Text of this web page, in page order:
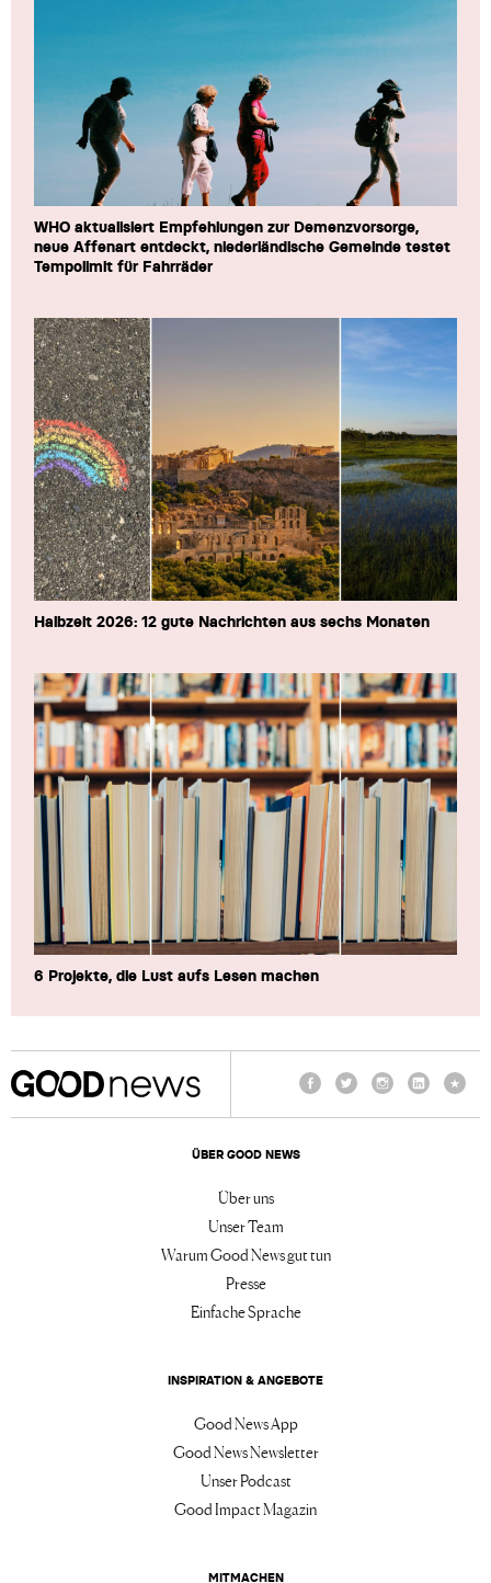
WHO aktualisiert Empfehlungen zur Demenzvorsorge,
neue Affenart entdeckt, niederländische Gemeinde testet
Tempolimit für Fahrräder
Halbzeit 2026: 12 gute Nachrichten aus sechs Monaten
6 Projekte, die Lust aufs Lesen machen
ÜBER GOOD NEWS
Über uns
Unser Team
Warum Good News gut tun
Presse
Einfache Sprache
INSPIRATION & ANGEBOTE
Good News App
Good News Newsletter
Unser Podcast
Good Impact Magazin
MITMACHEN